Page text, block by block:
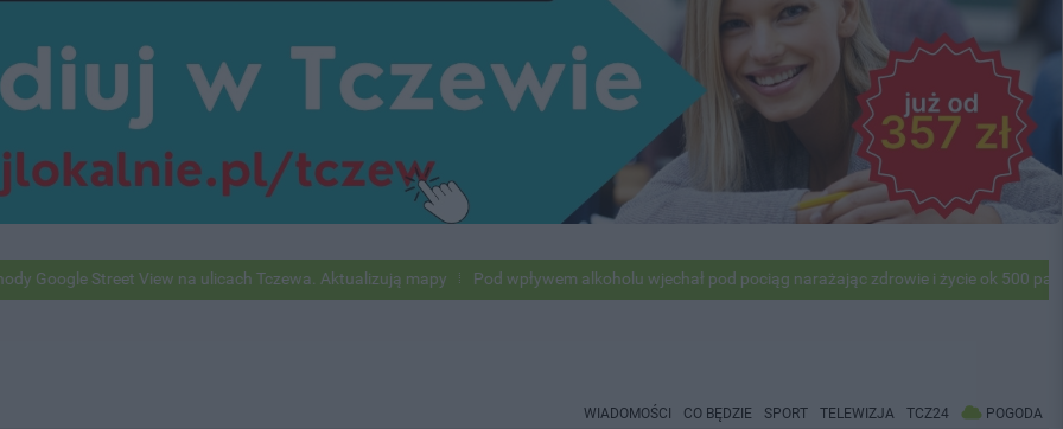
Google Street View na ulicach Tczewa. Aktualizują mapy Pod wpływem alkoholu wjechał pod pociąg narażając zdrowie i życie ok 500
WIADOMOŚCI CO BĘDZIE SPORT TELEWIZJA TCZ24 POGODA